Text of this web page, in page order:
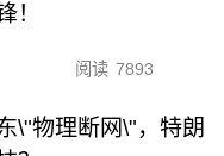
！
阅读 7893
\"物理断网\"，特朗